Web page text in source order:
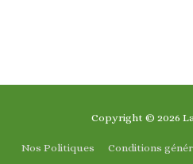
Copyright © 2026
Nos Politiques Conditions